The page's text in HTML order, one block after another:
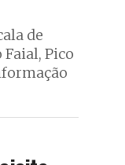
de
Pico